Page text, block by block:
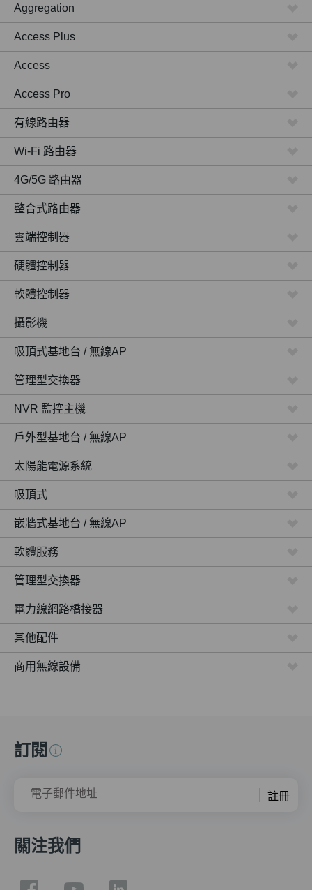
Aggregation
Access Plus
Access
Access Pro
有線路由器
Wi-Fi 路由器
4G/5G 路由器
整合式路由器
雲端控制器
硬體控制器
軟體控制器
攝影機
吸頂式基地台 / 無線AP
管理型交換器
NVR 監控主機
戶外型基地台 / 無線AP
太陽能電源系統
吸頂式
嵌牆式基地台 / 無線AP
軟體服務
管理型交換器
電力線網路橋接器
其他配件
商用無線設備
訂閱
電子郵件地址 註冊
關注我們